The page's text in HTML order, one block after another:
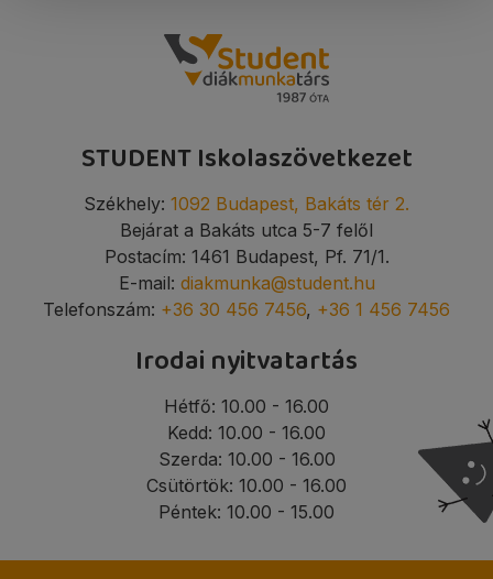
STUDENT Iskolaszövetkezet
Székhely: 1092 Budapest, Bakáts tér 2.
Bejárat a Bakáts utca 5-7 felől
Postacím: 1461 Budapest, Pf. 71/1.
E-mail: diakmunka@student.hu
Telefonszám: +36 30 456 7456, +36 1 456 7456
Irodai nyitvatartás
Hétfő: 10.00 - 16.00
Kedd: 10.00 - 16.00
Szerda: 10.00 - 16.00
Csütörtök: 10.00 - 16.00
Péntek: 10.00 - 15.00